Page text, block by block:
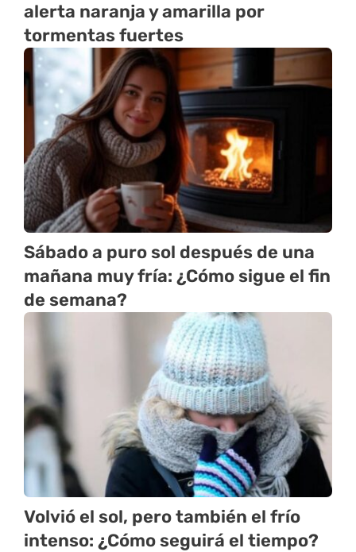
alerta naranja y amarilla por
tormentas fuertes
Sábado a puro sol después de una
mañana muy fría: ¿Cómo sigue el fin
de semana?
Volvió el sol, pero también el frío
intenso: ¿Cómo seguirá el tiempo?